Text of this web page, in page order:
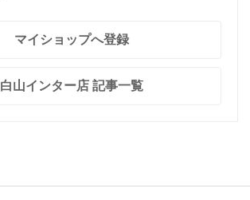
マイショップへ登録
白山インター店 記事一覧